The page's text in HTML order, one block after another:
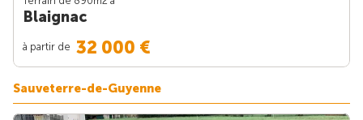
Blaignac
à partir de 32 000 €
Sauveterre-de-Guyenne